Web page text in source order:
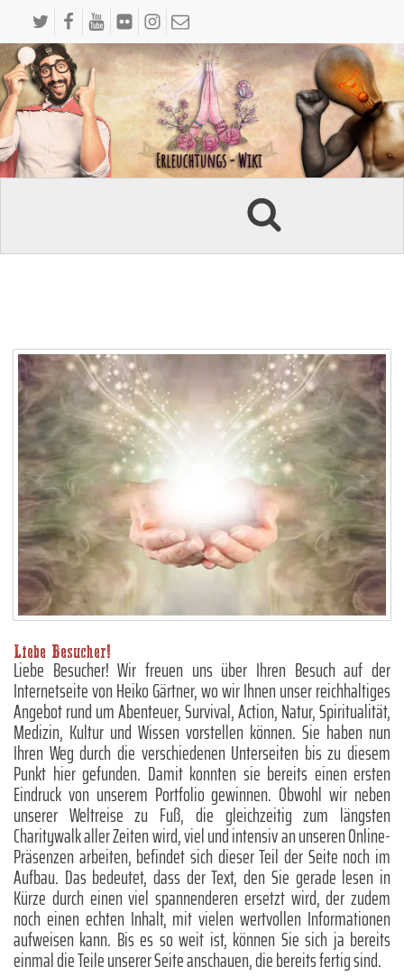
Liebe Besucher!
Liebe Besucher! Wir freuen uns über Ihren Besuch auf der
Internetseite von Heiko Gärtner, wo wir Ihnen unser reichhaltiges
Angebot rund um Abenteuer, Survival, Action, Natur, Spiritualität,
Medizin, Kultur und Wissen vorstellen können. Sie haben nun
Ihren Weg durch die verschiedenen Unterseiten bis zu diesem
Punkt hier gefunden. Damit konnten sie bereits einen ersten
Eindruck von unserem Portfolio gewinnen. Obwohl wir neben
unserer Weltreise zu Fuß, die gleichzeitig zum längsten
Charitywalk aller Zeiten wird, viel und intensiv an unseren Online-
Präsenzen arbeiten, befindet sich dieser Teil der Seite noch im
Aufbau. Das bedeutet, dass der Text, den Sie gerade lesen in
Kürze durch einen viel spannenderen ersetzt wird, der zudem
noch einen echten Inhalt, mit vielen wertvollen Informationen
aufweisen kann. Bis es so weit ist, können Sie sich ja bereits
einmal die Teile unserer Seite anschauen, die bereits fertig sind.